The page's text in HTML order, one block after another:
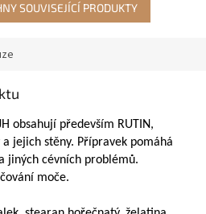
SOUVISEJÍCÍ PRODUKTY
obsahují především RUTIN,
jejich stěny. Přípravek pomáhá
jiných cévních problémů.
moče.